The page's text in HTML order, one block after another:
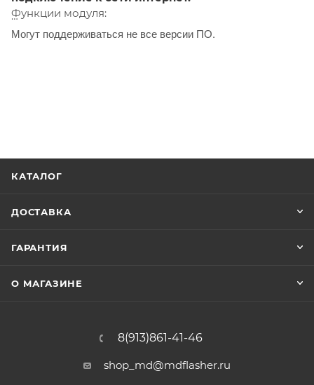
Функции модуля:
Могут поддерживаться не все версии ПО.
КАТАЛОГ
ДОСТАВКА
ГАРАНТИЯ
О МАГАЗИНЕ
8(913)861-41-46
shop_md@mdflasher.ru